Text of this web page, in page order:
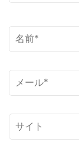
名
前
*
ー
ル
サ
イ